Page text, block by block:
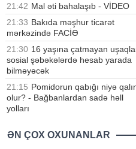
21:42 Mal əti bahalaşıb - VİDEO
21:33 Bakıda məşhur ticarət
mərkəzində FACİƏ
21:30 16 yaşına çatmayan
sosial şəbəkələrdə hesab yarada
bilməyəcək
21:15 Pomidorun qabığı niyə
olur? - Bağbanlardan sadə həll
yolları
ƏN ÇOX OXUNANLAR